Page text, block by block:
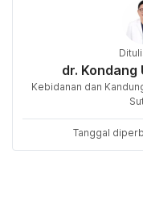
dr. Kondang
Kebidanan dan
Tanggal